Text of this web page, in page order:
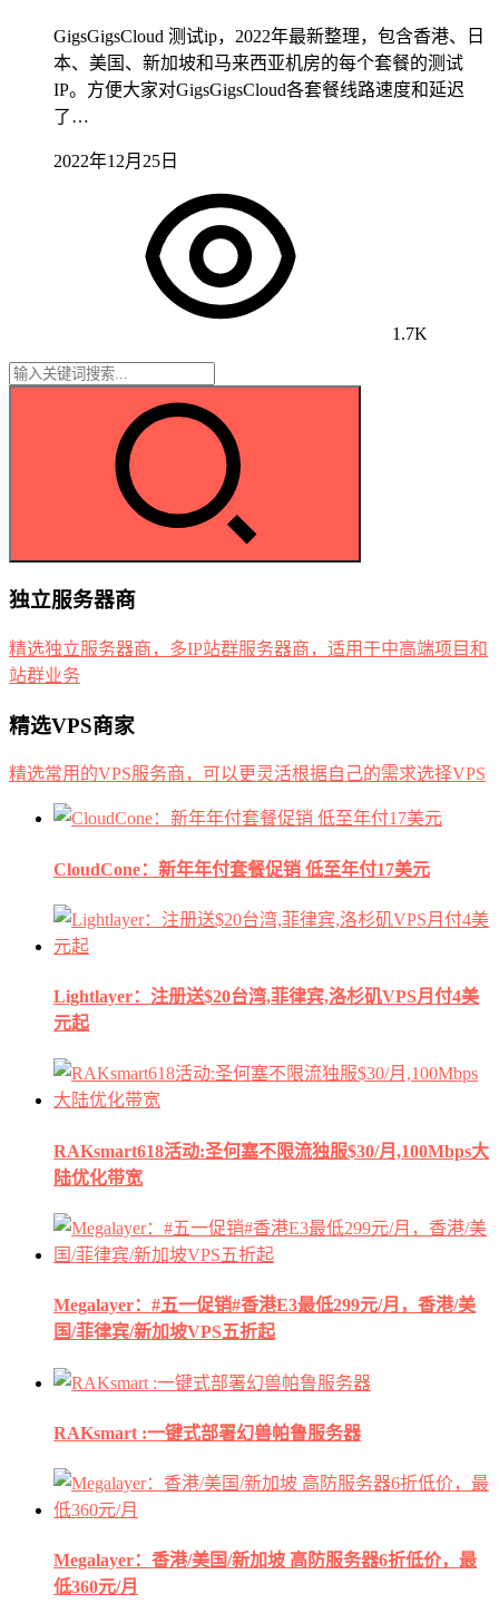
GigsGigsCloud 测试ip，2022年最新整理，包含香港、日
本、美国、新加坡和马来西亚机房的每个套餐的测试
IP。方便大家对GigsGigsCloud各套餐线路速度和延迟
了…
2022年12月25日
1.7K
独立服务器商
精选独立服务器商，多IP站群服务器商，适用于中高端项目和
站群业务
精选VPS商家
精选常用的VPS服务商，可以更灵活根据自己的需求选择VPS
CloudCone：新年年付套餐促销 低至年付17美元
Lightlayer：注册送$20台湾,菲律宾,洛杉矶VPS月付4美
元起
RAKsmart618活动:圣何塞不限流独服$30/月,100Mbps大
陆优化带宽
Megalayer：#五一促销#香港E3最低299元/月，香港/美
国/菲律宾/新加坡VPS五折起
RAKsmart :一键式部署幻兽帕鲁服务器
Megalayer：香港/美国/新加坡 高防服务器6折低价，最
低360元/月